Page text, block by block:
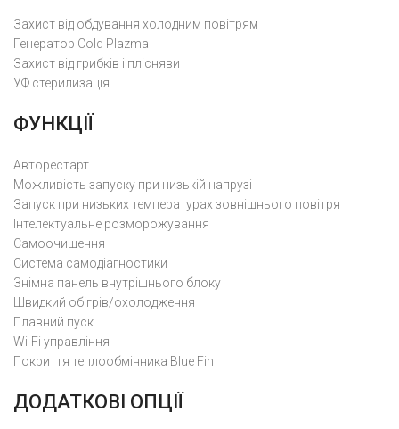
Захист від обдування холодним повітрям
Генератор Cold Plazma
Захист від грибків і плісняви
УФ стерилизація
ФУНКЦІЇ
Авторестарт
Можливість запуску при низькій напрузі
Запуск при низьких температурах зовнішнього повітря
Інтелектуальне розморожування
Самоочищення
Cистема самодіагностики
Знімна панель внутрішнього блоку
Швидкий обігрів/охолодження
Плавний пуск
Wi-Fi управління
Покриття теплообмінника Blue Fin
ДОДАТКОВІ ОПЦІЇ